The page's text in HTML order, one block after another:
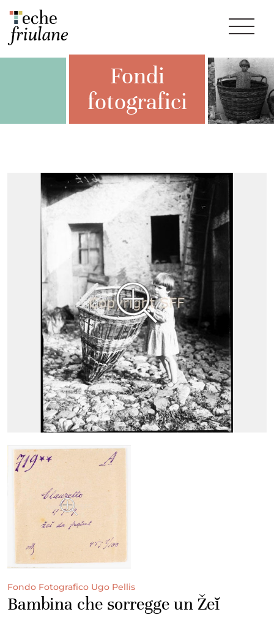
Fondi
fotografici
Fondo Fotografico Ugo Pellis
Bambina che sorregge un Žeĭ